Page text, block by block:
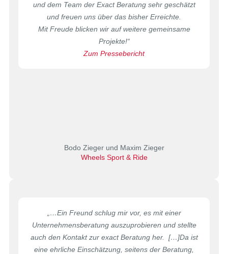
und dem Team der Exact Beratung sehr geschätzt
und freuen uns über das bisher Erreichte.
Mit Freude blicken wir auf weitere gemeinsame
Projekte!“
Zum Pressebericht
Bodo Zieger und Maxim Zieger
Wheels Sport & Ride
„…Ein Freund schlug mir vor, es mit einer
Unternehmensberatung auszuprobieren und stellte
auch den Kontakt zur exact Beratung her. […]Da ist
eine ehrliche Einschätzung, seitens der Beratung,